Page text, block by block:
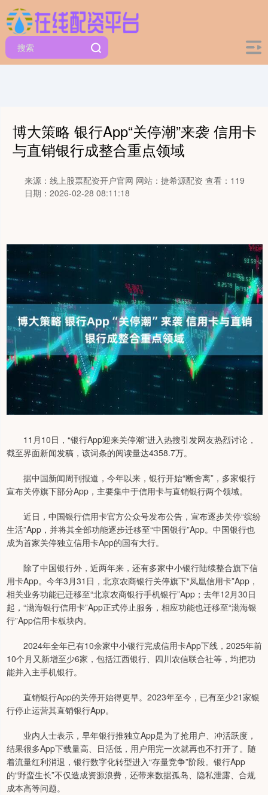
博大策略 银行App“关停潮”来袭 信用卡
与直销银行成整合重点领域
来源：线上股票配资开户官网 网站：捷希源配资 查看：119
日期：2026-02-28 08:11:18
11月10日，“银行App迎来关停潮”进入热搜引发网友热烈讨论，
截至界面新闻发稿，该词条的阅读量达4358.7万。
据中国新闻周刊报道，今年以来，银行开始“断舍离”，多家银行
宣布关停旗下部分App，主要集中于信用卡与直销银行两个领域。
近日，中国银行信用卡官方公众号发布公告，宣布逐步关停“缤纷
生活”App，并将其全部功能逐步迁移至“中国银行”App。中国银行也
成为首家关停独立信用卡App的国有大行。
除了中国银行外，近两年来，还有多家中小银行陆续整合旗下信
用卡App。今年3月31日，北京农商银行关停旗下“凤凰信用卡”App，
相关业务功能已迁移至“北京农商银行手机银行”App；去年12月30日
起，“渤海银行信用卡”App正式停止服务，相应功能也迁移至“渤海银
行”App信用卡板块内。
2024年全年已有10余家中小银行完成信用卡App下线，2025年前
10个月又新增至少6家，包括江西银行、四川农信联合社等，均把功
能并入主手机银行。
直销银行App的关停开始得更早。2023年至今，已有至少21家银
行停止运营其直销银行App。
业内人士表示，早年银行推独立App是为了抢用户、冲活跃度，
结果很多App下载量高、日活低，用户用完一次就再也不打开了。随
着流量红利消退，银行数字化转型进入“存量竞争”阶段。银行App
的“野蛮生长”不仅造成资源浪费，还带来数据孤岛、隐私泄露、合规
成本高等问题。